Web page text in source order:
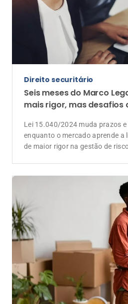
Direito securitário
Seis meses do Marco
mais rigor, mas desafios
Lei 15.040/2024 muda prazos e
enquanto o mercado aprende a
de maior rigor na gestão de